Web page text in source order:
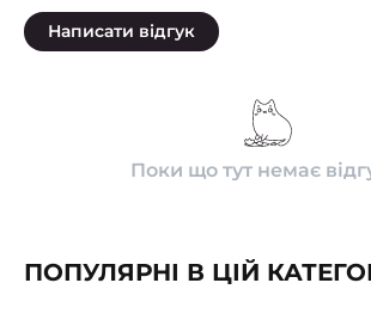
Написати відгук
Поки що тут немає
ПОПУЛЯРНІ В ЦІЙ